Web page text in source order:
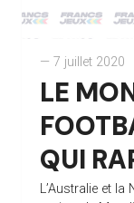
— 7 juillet 2020
LE
QUI
L’Australie et